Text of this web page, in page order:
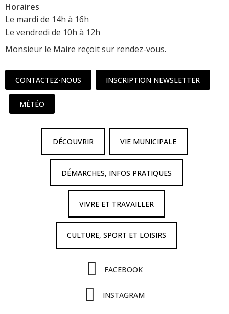
Horaires
Le mardi de 14h à 16h
Le vendredi de 10h à 12h
Monsieur le Maire reçoit sur rendez-vous.
CONTACTEZ-NOUS INSCRIPTION NEWSLETTER
MÉTÉO
DÉCOUVRIR VIE MUNICIPALE
DÉMARCHES, INFOS PRATIQUES
VIVRE ET TRAVAILLER
CULTURE, SPORT ET LOISIRS
FACEBOOK
INSTAGRAM